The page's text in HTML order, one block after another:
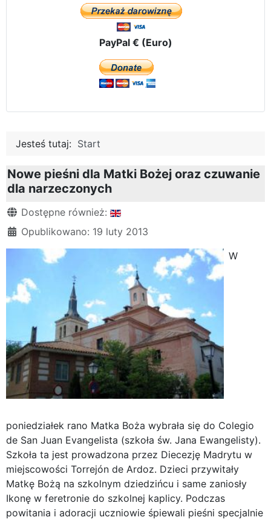
PayPal € (Euro)
Jesteś tutaj: Start
Nowe pieśni dla Matki Bożej oraz czuwanie
dla narzeczonych
Szczegóły
Dostępne również:
Opublikowano: 19 luty 2013
W
poniedziałek rano Matka Boża wybrała się do Colegio
de San Juan Evangelista (szkoła św. Jana Ewangelisty).
Szkoła ta jest prowadzona przez Diecezję Madrytu w
miejscowości Torrejón de Ardoz. Dzieci przywitały
Matkę Bożą na szkolnym dziedzińcu i same zaniosły
Ikonę w feretronie do szkolnej kaplicy. Podczas
powitania i adoracji uczniowie śpiewali pieśni specjalnie